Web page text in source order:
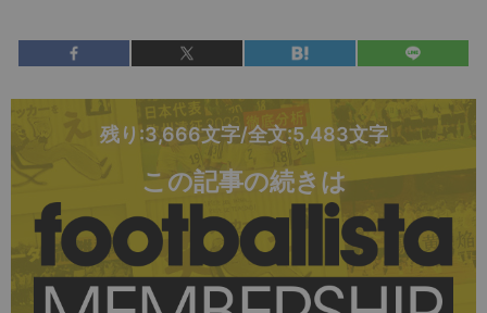
残り:3,666文字/全文:5,483文字
この記事の続きは